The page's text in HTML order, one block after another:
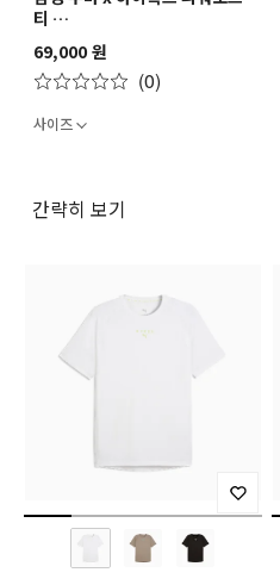
티
M PUMA X HYROX
PWRMODE TEE
69,000 원
(0)
사이즈
간략히 보기